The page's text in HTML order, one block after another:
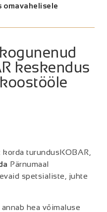
omavahelisele
keskendus
turundusKOBAR,
Pärnumaal
spetsialiste, juhte
hea võimaluse